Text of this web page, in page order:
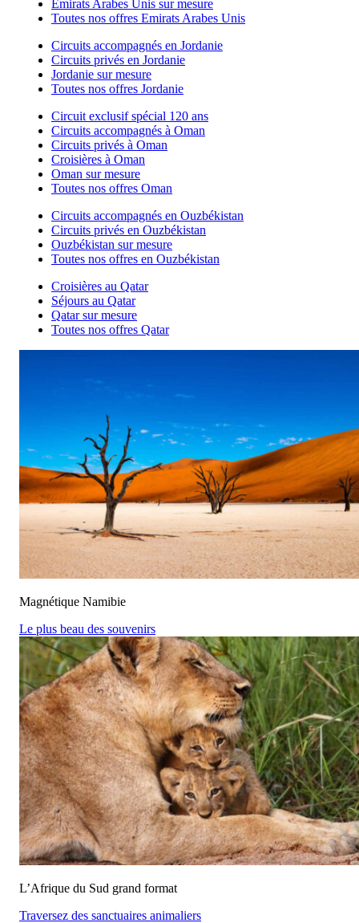
Émirats Arabes Unis sur mesure
Toutes nos offres Emirats Arabes Unis
Circuits accompagnés en Jordanie
Circuits privés en Jordanie
Jordanie sur mesure
Toutes nos offres Jordanie
Circuit exclusif spécial 120 ans
Circuits accompagnés à Oman
Circuits privés à Oman
Croisières à Oman
Oman sur mesure
Toutes nos offres Oman
Circuits accompagnés en Ouzbékistan
Circuits privés en Ouzbékistan
Ouzbékistan sur mesure
Toutes nos offres en Ouzbékistan
Croisières au Qatar
Séjours au Qatar
Qatar sur mesure
Toutes nos offres Qatar
Magnétique Namibie
Le plus beau des souvenirs
L’Afrique du Sud grand format
Traversez des sanctuaires animaliers